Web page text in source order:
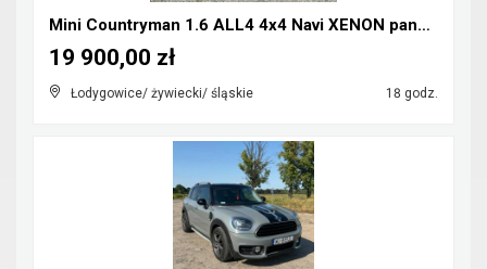
Mini Countryman 1.6 ALL4 4x4 Navi XENON panorama
Łodygowice/ żywiecki/ śląskie 18 godz.
19 900,00 zł